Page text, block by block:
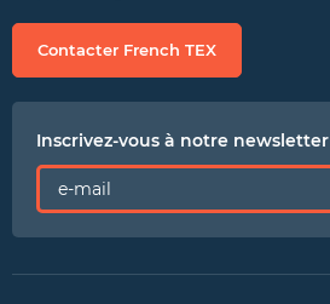
Contacter French TEX
Inscrivez-vous à notre newsletter